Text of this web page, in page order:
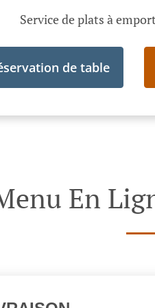
Service de plats à
de table
En